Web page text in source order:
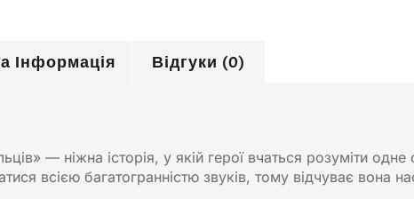
Інформація Відгуки (0)
— ніжна історія, у якій герої вчаться розуміти
всією багатогранністю звуків, тому відчуває вона